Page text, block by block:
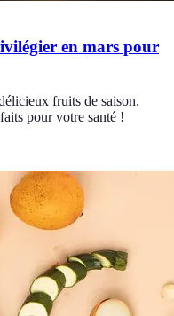
en mars pour
fruits de saison.
pour votre santé !